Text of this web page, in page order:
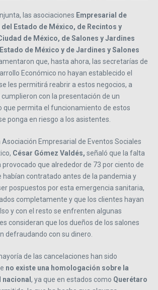
las asociaciones Empresarial de
del Estado de México, de Recintos y
de México, de Salones y Jardines
de México y de Jardines y Salones
que, hasta ahora, las secretarías de
Económico no hayan establecido el
les permitirá reabrir a estos negocios, a
con la presentación de un
que permita el funcionamiento de estos
ponga en riesgo a los asistentes.
Asociación Empresarial de Eventos Sociales
César Gómez Valdés, señaló que la falta
que alrededor de 73 por ciento de
habían contratado antes de la pandemia y
pospuestos por esta emergencia sanitaria,
completamente y que los clientes hayan
y con el resto se enfrenten algunas
consideran que los dueños de los salones
defraudando con su dinero.
de las cancelaciones han sido
no existe una homologación sobre la
, ya que en estados como Querétaro